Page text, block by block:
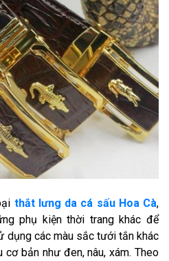
thắt lưng da cá sấu Hoa Cà,
phụ kiện thời trang khác để
dụng các màu sắc tưới tắn khác
cơ bản như đen, nâu, xám. Theo